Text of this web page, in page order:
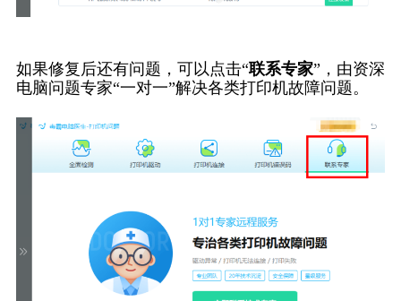
如果修复后还有问题，可以点击“联系专家”，由资深
电脑问题专家“一对一”解决各类打印机故障问题。